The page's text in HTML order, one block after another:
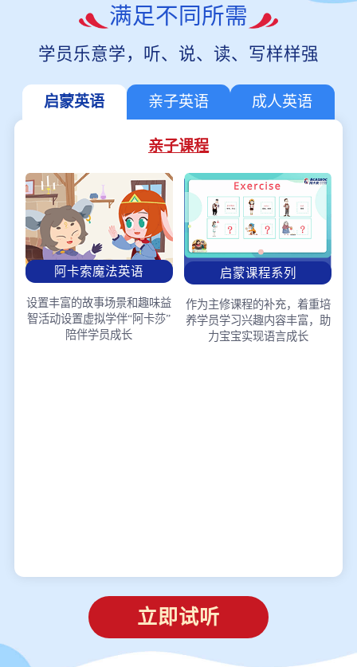
满足不同所需
学员乐意学，听、说、读、写样样强
启蒙英语 亲子英语 成人英语
亲子课程
阿卡索魔法英语
设置丰富的故事场景和趣味益
智活动设置虚拟学伴“阿卡莎”
陪伴学员成长
启蒙课程系列
作为主修课程的补充，着重培
养学员学习兴趣内容丰富，助
力宝宝实现语言成长
立即试听